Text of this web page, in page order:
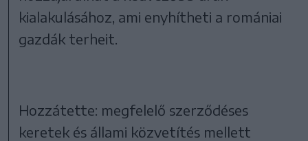
kialakulásához, ami enyhítheti a romániai
gazdák terheit.
Hozzátette: megfelelő szerződéses
keretek és állami közvetítés mellett